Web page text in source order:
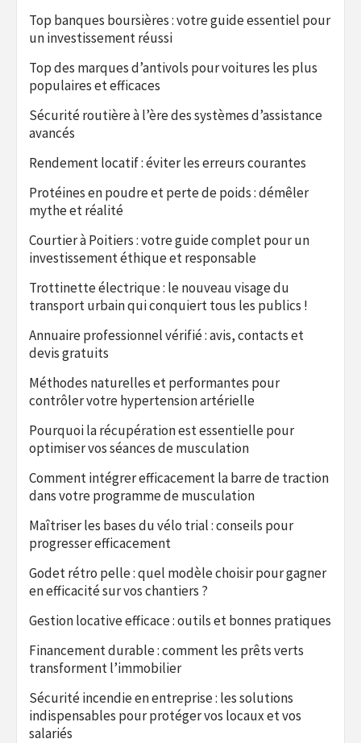
Top banques boursières : votre guide essentiel pour
un investissement réussi
Top des marques d’antivols pour voitures les plus
populaires et efficaces
Sécurité routière à l’ère des systèmes d’assistance
avancés
Rendement locatif : éviter les erreurs courantes
Protéines en poudre et perte de poids : démêler
mythe et réalité
Courtier à Poitiers : votre guide complet pour un
investissement éthique et responsable
Trottinette électrique : le nouveau visage du
transport urbain qui conquiert tous les publics !
Annuaire professionnel vérifié : avis, contacts et
devis gratuits
Méthodes naturelles et performantes pour
contrôler votre hypertension artérielle
Pourquoi la récupération est essentielle pour
optimiser vos séances de musculation
Comment intégrer efficacement la barre de traction
dans votre programme de musculation
Maîtriser les bases du vélo trial : conseils pour
progresser efficacement
Godet rétro pelle : quel modèle choisir pour gagner
en efficacité sur vos chantiers ?
Gestion locative efficace : outils et bonnes pratiques
Financement durable : comment les prêts verts
transforment l’immobilier
Sécurité incendie en entreprise : les solutions
indispensables pour protéger vos locaux et vos
salariés